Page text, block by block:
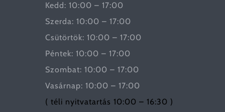
Kedd: 10:00 – 17:00
Szerda: 10:00 – 17:00
Csütörtök: 10:00 – 17:00
Péntek: 10:00 – 17:00
Szombat: 10:00 – 17:00
Vasárnap: 10:00 – 17:00
( téli nyitvatartás 10:00 – 16:30 )